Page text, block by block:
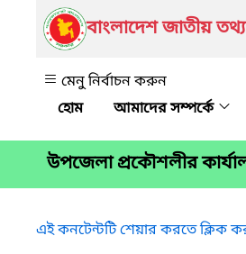
বাংলাদেশ জাতীয়
মেনু নির্বাচন করুন
আমাদের সম্পর্কে
উপজেলা প্রকৌশলীর
এই কনটেন্টটি শেয়ার করতে ক্লিক